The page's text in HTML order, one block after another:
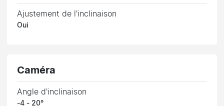
Ajustement de l'inclinaison
Oui
Caméra
Angle d'inclinaison
-4 - 20°